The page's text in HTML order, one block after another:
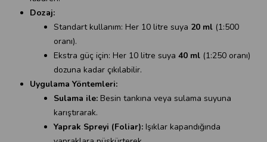
Dozaj:
Standart kullanım: Her 10 litre suya 20 ml (1:500
oranı).
Ekstra güç için: Her 10 litre suya 40 ml (1:250 oranı)
dozuna kadar çıkılabilir.
Uygulama Yöntemleri:
Sulama ile: Besin tankına veya sulama suyuna
karıştırarak.
Yaprak Spreyi (Foliar): Işıklar kapandığında